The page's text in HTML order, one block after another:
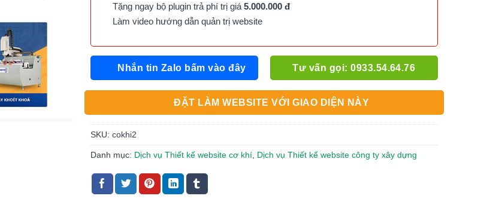
Tặng ngay bộ plugin trả phí trị giá 5.000.000 đ
Làm video hướng dẫn quản trị website
Nhắn tin Zalo bấm vào đây Tư vấn gọi: 0933.54.64.76
ĐẶT LÀM WEBSITE VỚI GIAO DIỆN NÀY
SKU: cokhi2
Danh mục: Dịch vụ Thiết kế website cơ khí, Dịch vụ Thiết kế website công ty xây dựng